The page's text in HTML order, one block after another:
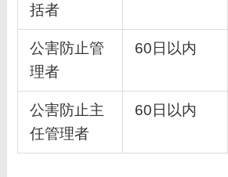
括者
公害防止管
理者
60日以内
公害防止主
任管理者
60日以内